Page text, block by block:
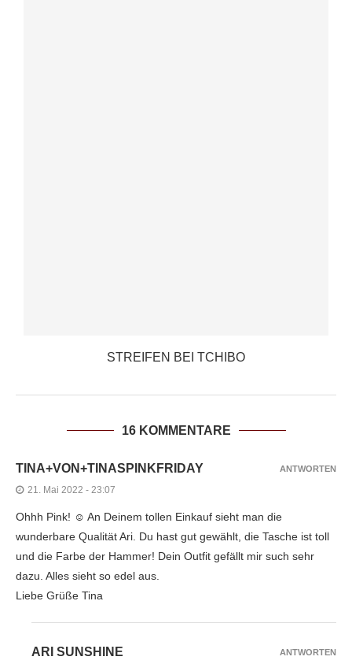
STREIFEN BEI TCHIBO
16 KOMMENTARE
TINA+VON+TINASPINKFRIDAY
21. Mai 2022 - 23:07
Ohhh Pink! ☺️ An Deinem tollen Einkauf sieht man die
wunderbare Qualität Ari. Du hast gut gewählt, die Tasche ist toll
und die Farbe der Hammer! Dein Outfit gefällt mir such sehr
dazu. Alles sieht so edel aus.
Liebe Grüße Tina
ANTWORTEN
ARI SUNSHINE ANTWORTEN